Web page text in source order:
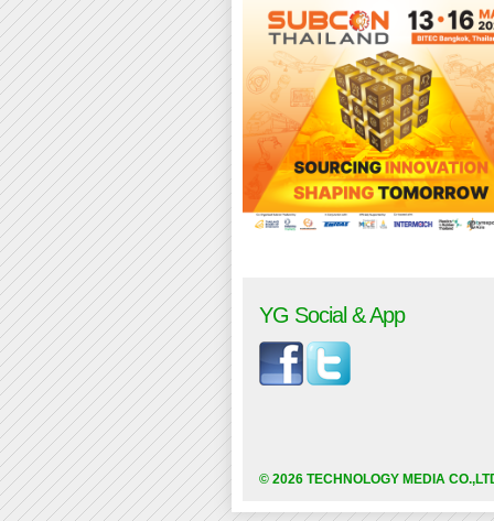
YG Social & App
© 2026 TECHNOLOGY MEDIA